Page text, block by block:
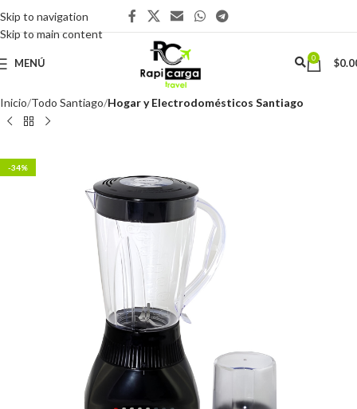
Skip to navigation
Skip to main content
MENÚ 0 $
Inicio Todo Santiago Hogar y Electrodomésticos Santiago
-34%